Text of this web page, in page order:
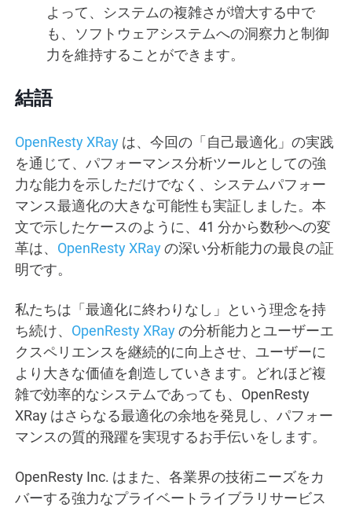
よって、システムの複雑さが増大する中で
も、ソフトウェアシステムへの洞察力と制御
力を維持することができます。
結語
OpenResty XRay は、今回の「自己最適化」の実践
を通じて、パフォーマンス分析ツールとしての強
力な能力を示しただけでなく、システムパフォー
マンス最適化の大きな可能性も実証しました。本
文で示したケースのように、41 分から数秒への変
革は、 OpenResty XRayの深い分析能力の最良の証
明です。
私たちは「最適化に終わりなし」という理念を持
ち続け、 OpenResty XRayの分析能力とユーザーエ
クスペリエンスを継続的に向上させ、ユーザーに
より大きな価値を創造していきます。どれほど複
雑で効率的なシステムであっても、OpenResty
XRay はさらなる最適化の余地を発見し、パフォー
マンスの質的飛躍を実現するお手伝いをします。
OpenResty Inc. はまた、各業界の技術ニーズをカ
バーする強力なプライベートライブラリサービス